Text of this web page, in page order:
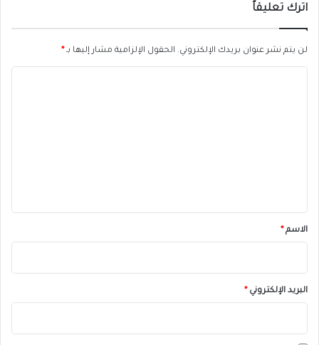
اترك تعليقاً
لن يتم نشر عنوان بريدك الإلكتروني. الحقول الإلزامية مشار إليها بـ *
*الاسم *
البريد الإلكتروني *